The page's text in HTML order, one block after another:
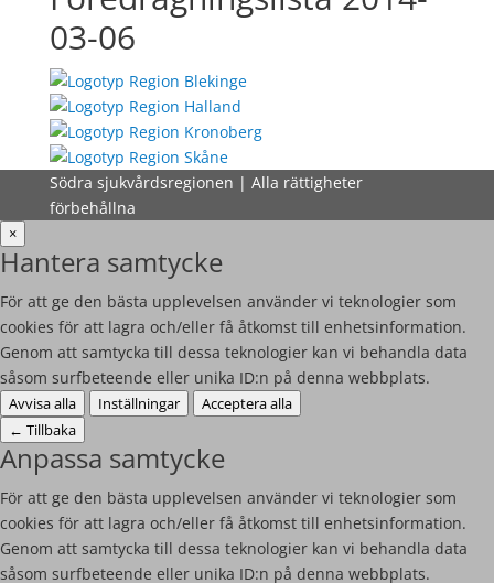
03-06
Södra sjukvårdsregionen | Alla rättigheter
förbehållna
×
Hantera samtycke
För att ge den bästa upplevelsen använder vi teknologier som
cookies för att lagra och/eller få åtkomst till enhetsinformation.
Genom att samtycka till dessa teknologier kan vi behandla data
såsom surfbeteende eller unika ID:n på denna webbplats.
Avvisa alla Inställningar
Acceptera alla
← Tillbaka
Anpassa samtycke
För att ge den bästa upplevelsen använder vi teknologier som
cookies för att lagra och/eller få åtkomst till enhetsinformation.
Genom att samtycka till dessa teknologier kan vi behandla data
såsom surfbeteende eller unika ID:n på denna webbplats.